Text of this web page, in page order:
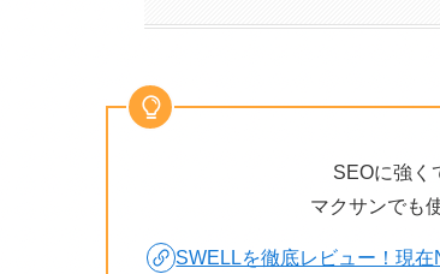
SEOに強く
マクサンでも
SWELLを徹底レビュー！現